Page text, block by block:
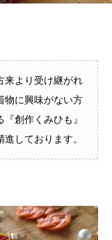
来より受け継がれ
物に興味がない方
創作くみひも』
しております。